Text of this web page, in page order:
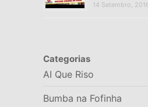
14 Setembro,
Categorias
AI Que Riso
Bumba na Fofinha